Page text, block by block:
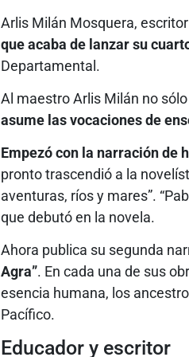
Arlis Milán Mosquera,
que acaba de lanzar su
Departamental.
Al maestro Arlis Milán no
asume las vocaciones de
Empezó con la narración de
pronto trascendió a la
aventuras, ríos y mares”.
que debutó en la novela.
Ahora publica su segunda
Agra”. En cada una de sus
esencia humana, los
Pacífico.
Educador y escritor